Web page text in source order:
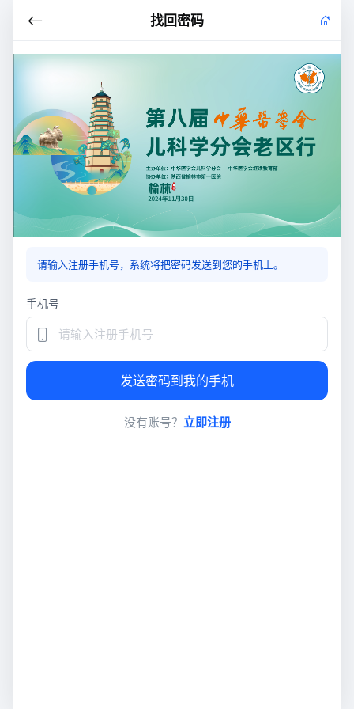
找回密码
请输入注册手机号，系统将把密码发送到您的手机上。
手机号
发送密码到我的手机
没有账号？ 立即注册